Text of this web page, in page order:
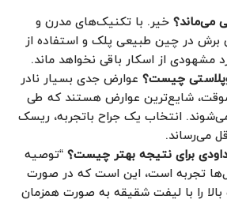
می‌ماند؟ خیر. با تکنیک‌های مدرن و
برش در چین طبیعی پلک و استفاده از
از اسکار باقی نخواهد ماند.
چیست؟ عوارض جدی بسیار نادر
شایع‌ترین عوارض هستند که طی
انتخاب یک جراح باتجربه، ریسک
می‌رساند.
برای نتیجه بهتر چیست؟ “توصیه
تجربه است، این است که در صورت
را با لیفت شقیقه به صورت همزمان